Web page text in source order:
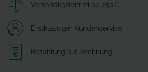
Versandkostenfrei ab 250€
Erstklassiger Kundenservice
Bezahlung auf Rechnung